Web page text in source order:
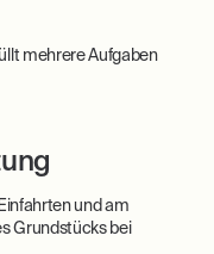
mehrere Aufgaben
und am
Grundstücks bei